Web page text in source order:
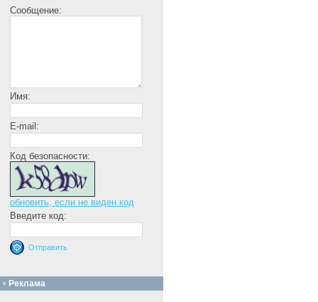
Сообщение:
Имя:
E-mail:
Код безопасности:
обновить, если не виден код
Введите код:
Реклама